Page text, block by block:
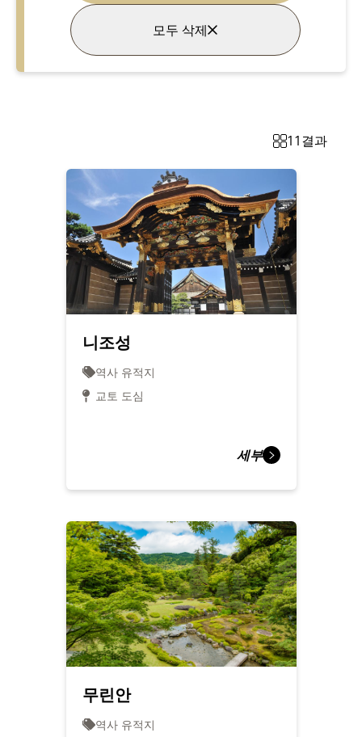
모두 삭제
11결과
니조성
역사 유적지
교토 도심
세부
무린안
역사 유적지